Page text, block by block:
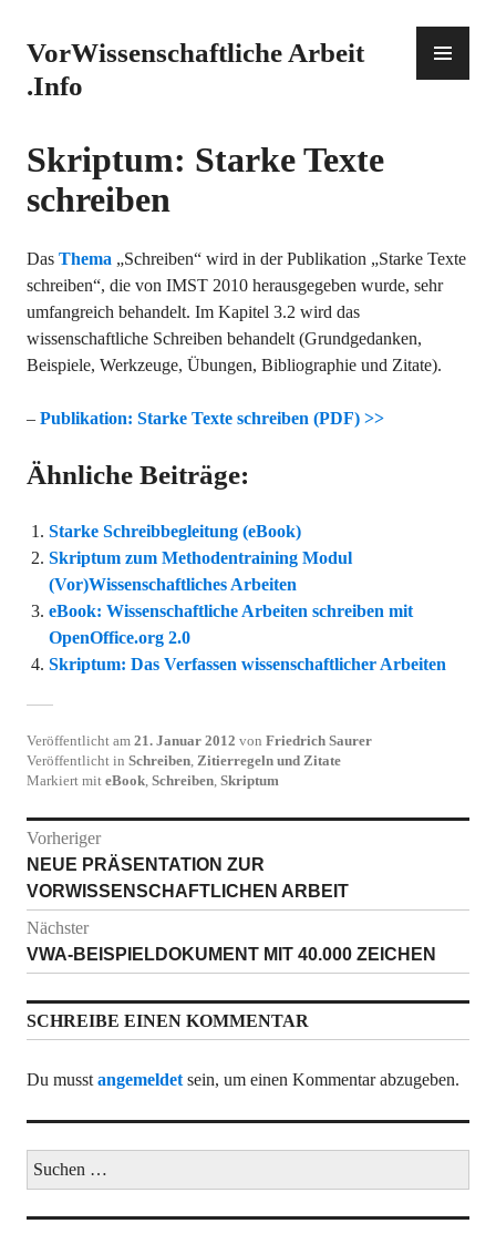
springen
VorWissenschaftliche Arbeit
.Info
Skriptum: Starke Texte
schreiben
Das Thema „Schreiben“ wird in der Publikation „Starke Texte
schreiben“, die von IMST 2010 herausgegeben wurde, sehr
umfangreich behandelt. Im Kapitel 3.2 wird das
wissenschaftliche Schreiben behandelt (Grundgedanken,
Beispiele, Werkzeuge, Übungen, Bibliographie und Zitate).
– Publikation: Starke Texte schreiben (PDF) >>
Ähnliche Beiträge:
Starke Schreibbegleitung (eBook)
Skriptum zum Methodentraining Modul
(Vor)Wissenschaftliches Arbeiten
eBook: Wissenschaftliche Arbeiten schreiben mit
OpenOffice.org 2.0
Skriptum: Das Verfassen wissenschaftlicher Arbeiten
Veröffentlicht am 21. Januar 2012 von Friedrich Saurer
Veröffentlicht in Schreiben, Zitierregeln und Zitate
Markiert mit eBook, Schreiben, Skriptum
Beitragsnavigation
Vorheriger
Vorheriger
Beitrag:
NEUE PRÄSENTATION ZUR
VORWISSENSCHAFTLICHEN ARBEIT
Nächster
Nächster
Beitrag:
VWA-BEISPIELDOKUMENT MIT 40.000 ZEICHEN
SCHREIBE EINEN KOMMENTAR
Du musst angemeldet sein, um einen Kommentar abzugeben.
nach: